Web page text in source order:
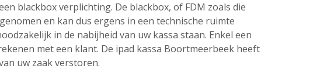
blackbox verplichting. De blackbox, of FDM zoals die
en kan dus ergens in een technische ruimte
in de nabijheid van uw kassa staan. Enkel een
met een klant. De ipad kassa Boortmeerbeek heeft
uw zaak verstoren.